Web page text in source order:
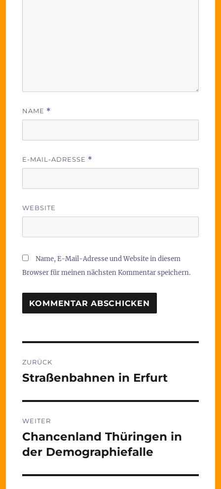
NAME *
E-MAIL-ADRESSE *
WEBSITE
Name, E-Mail-Adresse und Website in diesem
Browser für meinen nächsten Kommentar speichern.
ZURÜCK
Vorheriger
Straßenbahnen in Erfurt
WEITER
Nächster
Beitrag:
Chancenland Thüringen in
der Demographiefalle